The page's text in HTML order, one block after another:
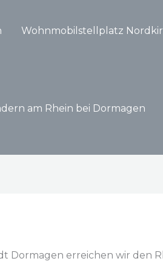
Wohnmobilstellplatz
am Rhein bei Dormagen
Dormagen erreichen wir den